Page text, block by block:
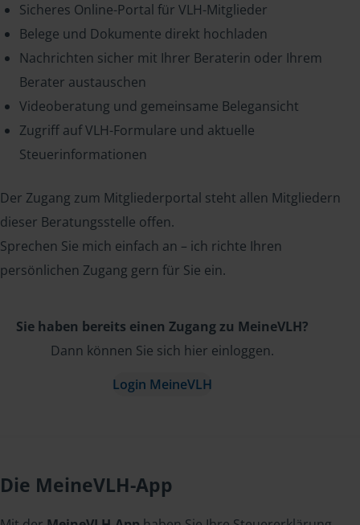
Sicheres Online-Portal für VLH-Mitglieder
Belege und Dokumente direkt hochladen
Nachrichten sicher mit Ihrer Beraterin oder Ihrem
Berater austauschen
Videoberatung und gemeinsame Belegansicht
Zugriff auf VLH-Formulare und aktuelle
Steuerinformationen
Der Zugang zum Mitgliederportal steht allen Mitgliedern
dieser Beratungsstelle offen.
Sprechen Sie mich einfach an – ich richte Ihren
persönlichen Zugang gern für Sie ein.
Sie haben bereits einen Zugang zu MeineVLH?
Dann können Sie sich hier einloggen.
Login MeineVLH
Die MeineVLH-App